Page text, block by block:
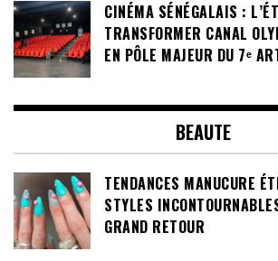
CINÉMA SÉNÉGALAIS :
TRANSFORMER CANAL
EN PÔLE MAJEUR DU 7ᵉ
BEAUTE
TENDANCES MANUCURE
STYLES
GRAND RETOUR